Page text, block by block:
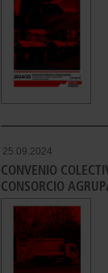
25.09.2024
CONVENIO
CONSORCIO